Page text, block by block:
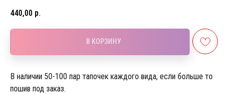
440,00 р.
В КОРЗИНУ
В наличии 50-100 пар тапочек каждого вида, если больше то
пошив под заказ.